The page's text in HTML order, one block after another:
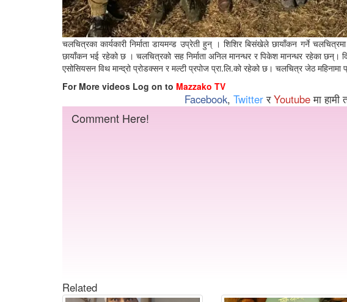
चलचित्रका कार्यकारी निर्माता डायमन्ड उप्रेती हुन् । शिशिर बिसंखेले छायाँकन गर्ने
छायाँकन भई रहेको छ । चलचित्रको सह निर्माता अनिल मानन्धर र पिकेश मानन्धर रहेका छन्।
एसोसियसन विथ मान्द्रो प्रोडक्सन र मल्टी प्रपोज प्रा.लि.को रहेको छ। चलचित्र जेठ महिनामा
For More videos Log on to Mazzako TV
Facebook, TwitterरYoutubeमा हामी
Comment Here!
Related